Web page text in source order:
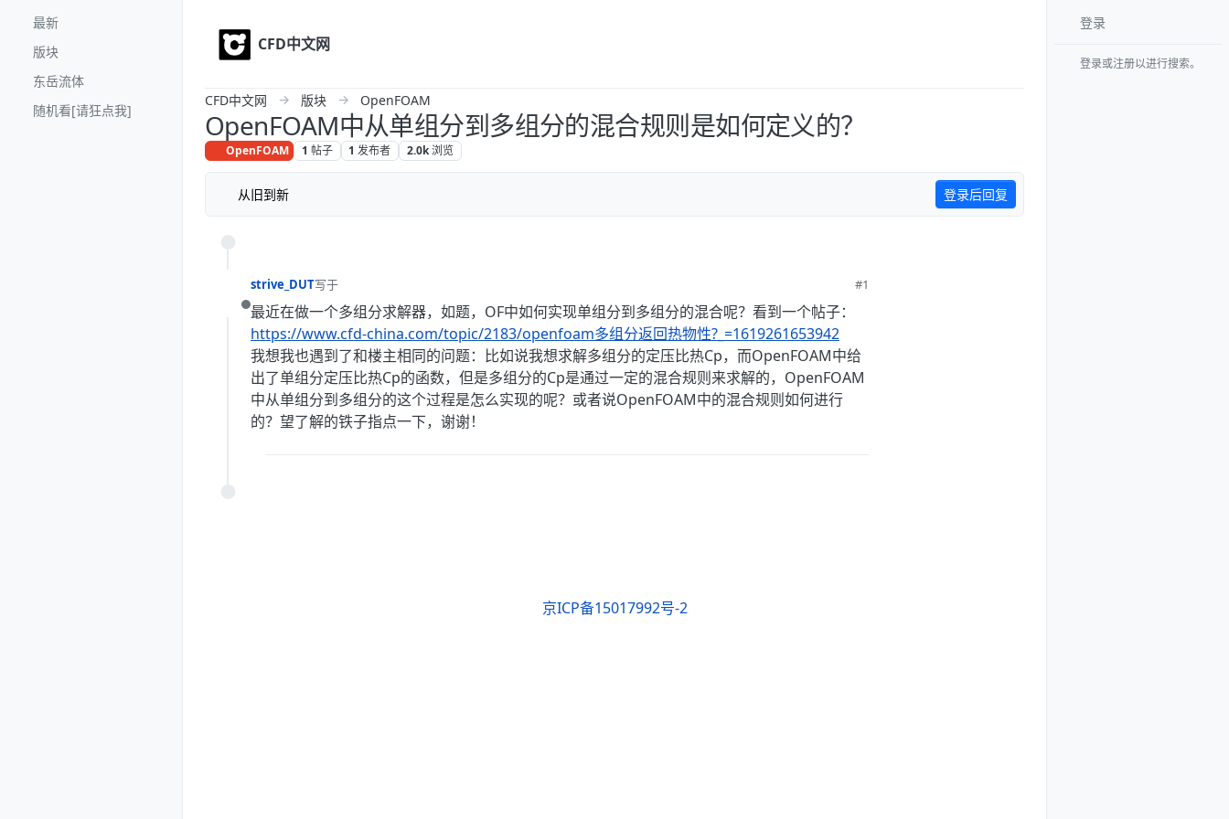
最新
版块
东岳流体
随机看[请狂点我]
CFD中文网
CFD中文网 版块 OpenFOAM
OpenFOAM中从单组分到多组分的混合规则是如何定义的？
OpenFOAM 1 帖子 1 发布者 2.0k浏览
从旧到新 登录后回复
离线
strive_DUT写于
最后由 编辑 #1
最近在做一个多组分求解器，如题，OF中如何实现单组分到多组分的混合呢？看到一个帖子：
https://www.cfd-china.com/topic/2183/openfoam多组分返回热物性?_=1619261653942
我想我也遇到了和楼主相同的问题：比如说我想求解多组分的定压比热Cp，而OpenFOAM中给
出了单组分定压比热Cp的函数，但是多组分的Cp是通过一定的混合规则来求解的，OpenFOAM
中从单组分到多组分的这个过程是怎么实现的呢？或者说OpenFOAM中的混合规则如何进行
的？望了解的铁子指点一下，谢谢！
京ICP备15017992号-2
登录
登录或注册以进行搜索。